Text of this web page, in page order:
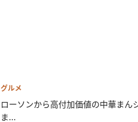
グルメ
ローソンから高付加価値の中華まん
ま...